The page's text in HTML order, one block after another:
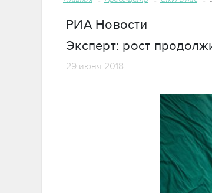
РИА Новости
Эксперт: рост
29 июня 2018